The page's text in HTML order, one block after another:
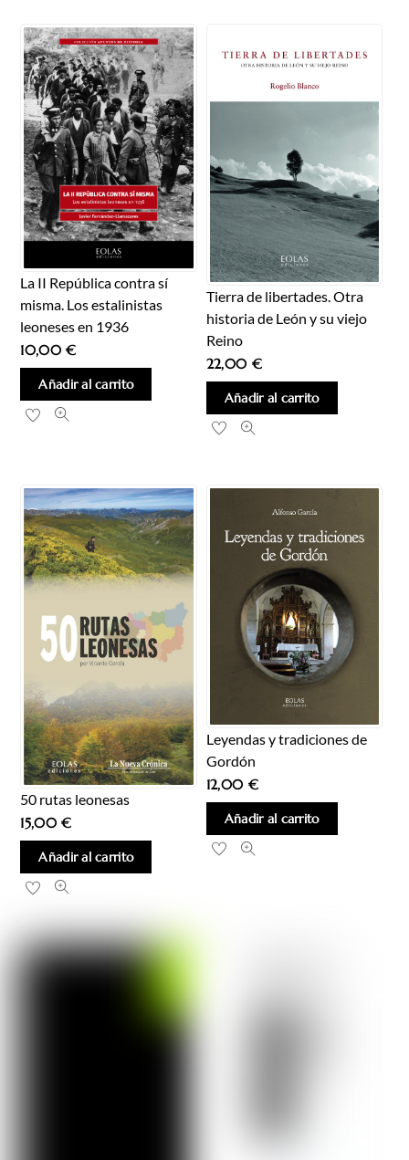
La II República contra sí
misma. Los estalinistas
leoneses en 1936
10,00€
Añadir al carrito
Tierra de libertades. Otra
historia de León y su viejo
Reino
22,00 €
Añadir al carrito
50 rutas leonesas
15,00€
Añadir al carrito
Leyendas y tradiciones de
Gordón
12,00 €
Añadir al carrito